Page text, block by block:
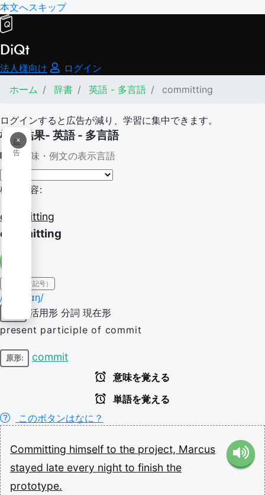
本文へスキップ
DiQt
法人様向け
ログイン
ホーム
辞書 英語 - 多言語 committing
ログインすると広告が減り、学習に集中できます。
×
広
告
検索結果- 英語 - 多言語
意味・例文の表示言語
検索内容:
committing
committing
IPA（発音記号）
/kəˈmɪtɪŋ/
活用形 分詞 現在形
present participle of commit
原形: commit
意味を覚える
単語を覚える
このボタンはなに？
Committing himself to the project, Marcus
stayed late every night to finish the
prototype.